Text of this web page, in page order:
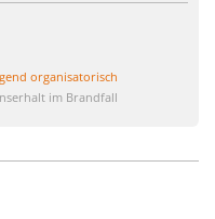
organisatorisch
im Brandfall